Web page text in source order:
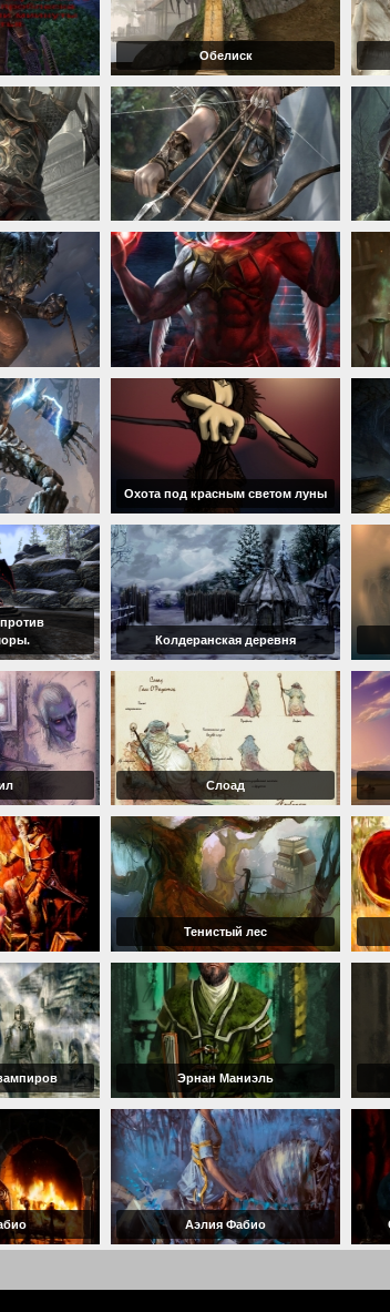
Обелиск
Охота под красным светом луны
Колдеранская деревня
Слоад
Тенистый лес
Эрнан Маниэль
Аэлия Фабио